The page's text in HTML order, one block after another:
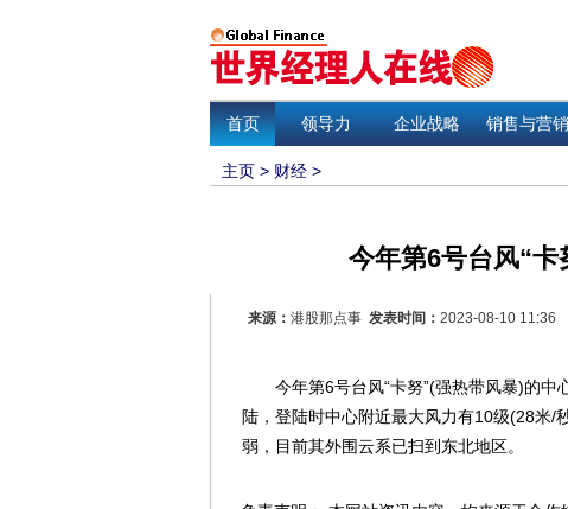
首页 领导力 企业战略 销售与营销
主页 > 财经 >
今年第6号台风“
来源： 港股那点事 发表时间： 2023-08-10 11:36
今年第6号台风“卡努”(强热带风暴)的中
陆，登陆时中心附近最大风力有10级(28米/
弱，目前其外围云系已扫到东北地区。